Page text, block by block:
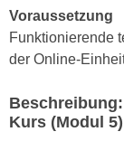
Voraussetzung
Funktionierende
der Online-
Kurs (Modul 5)
e
c
n
u
S
e
z
u